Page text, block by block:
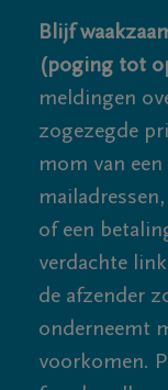
Blijf
(poging tot
meldingen
zogezegde
mom van
of een
verdachte
de afzender
onderneemt
voorkomen.